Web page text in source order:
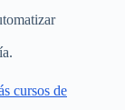
cursos de